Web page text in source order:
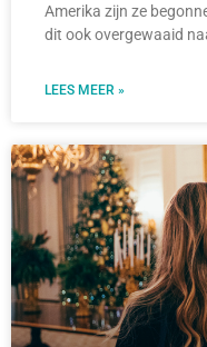
Amerika zijn ze
dit ook overgewaaid
LEES MEER »